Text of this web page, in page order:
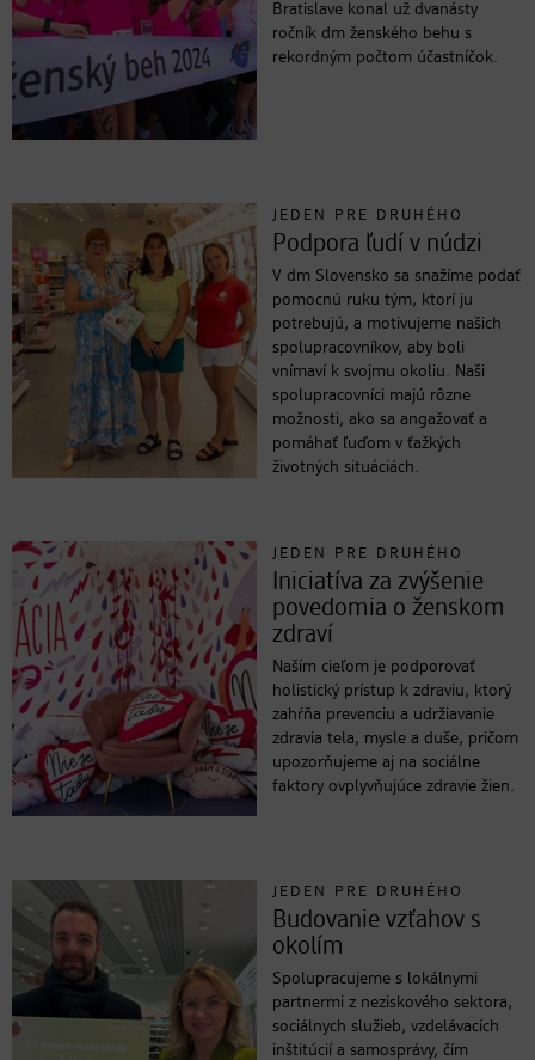
Bratislave konal už dvanásty
ročník dm ženského behu s
rekordným počtom účastníčok.
JEDEN PRE DRUHÉHO
Podpora ľudí v núdzi
V dm Slovensko sa snažíme podať
pomocnú ruku tým, ktorí ju
potrebujú, a motivujeme našich
spolupracovníkov, aby boli
vnímaví k svojmu okoliu. Naši
spolupracovníci majú rôzne
možnosti, ako sa angažovať a
pomáhať ľuďom v ťažkých
životných situáciách.
JEDEN PRE DRUHÉHO
Iniciatíva za zvýšenie
povedomia o ženskom
zdraví
Naším cieľom je podporovať
holistický prístup k zdraviu, ktorý
zahŕňa prevenciu a udržiavanie
zdravia tela, mysle a duše, pričom
upozorňujeme aj na sociálne
faktory ovplyvňujúce zdravie žien.
JEDEN PRE DRUHÉHO
Budovanie vzťahov s
okolím
Spolupracujeme s lokálnymi
partnermi z neziskového sektora,
sociálnych služieb, vzdelávacích
inštitúcií a samosprávy, čím